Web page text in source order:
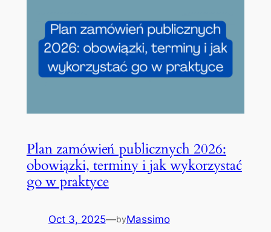
Plan zamówień publicznych 2026:
obowiązki, terminy i jak wykorzystać
go w praktyce
Oct 3, 2025—byMassimo